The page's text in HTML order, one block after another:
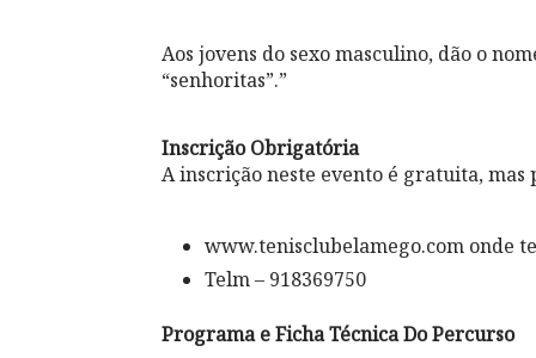
Aos jovens do sexo masculino, dão o
“senhoritas”.”
Inscrição Obrigatória
A inscrição neste evento é gratuita,
www.tenisclubelamego.com onde
Telm – 918369750
Programa e Ficha Técnica Do Percurso